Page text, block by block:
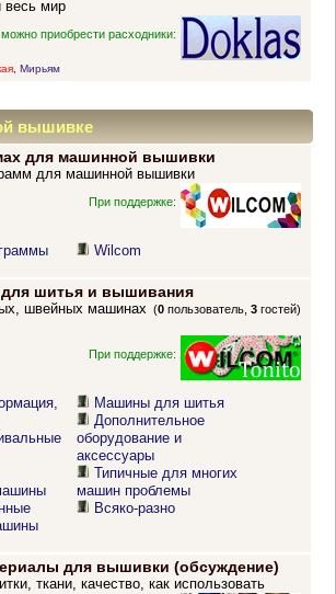
весь мир
приобрести расходники:
, Мирьям
вышивке
для машинной вышивки
для машинной вышивки
При поддержке:
Wilcom
шитья и вышивания
(0 пользователь,3 гостей)
швейных машинах
При поддержке:
Машины для шитья
Дополнительное
оборудование и
аксессуары
Типичные для многих
машин проблемы
Всяко-разно
для вышивки (обсуждение)
ткани, качество, как использовать